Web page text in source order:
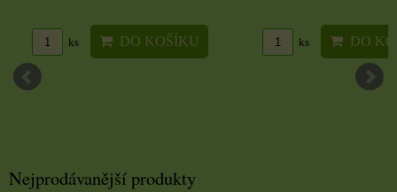
ks DO KOŠÍKU ks DO
Nejprodávanější produkty